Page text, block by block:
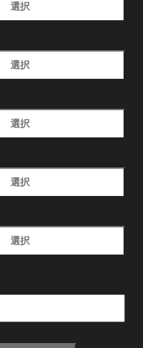
選択
選択
選択
選択
選択